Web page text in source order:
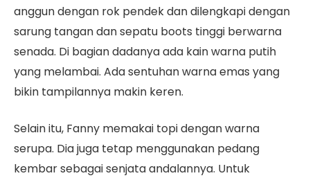
anggun dengan rok pendek dan dilengkapi dengan
sarung tangan dan sepatu boots tinggi berwarna
senada. Di bagian dadanya ada kain warna putih
yang melambai. Ada sentuhan warna emas yang
bikin tampilannya makin keren.
Selain itu, Fanny memakai topi dengan warna
serupa. Dia juga tetap menggunakan pedang
kembar sebagai senjata andalannya. Untuk